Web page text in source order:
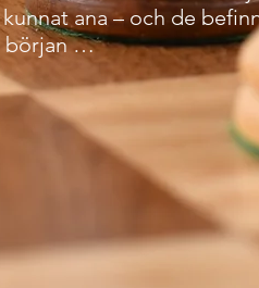
ana – och de
början …